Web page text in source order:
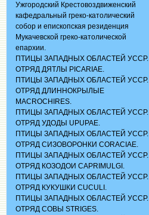
Ужгородский Крестовоздвиженский
кафедральный греко-католический
собор и епископская резиденция
Мукачевской греко-католической
епархии.
ПТИЦЫ ЗАПАДНЫХ ОБЛАСТЕЙ УССР.
ОТРЯД ДЯТЛЫ PICARIAE.
ПТИЦЫ ЗАПАДНЫХ ОБЛАСТЕЙ УССР.
ОТРЯД ДЛИННОКРЫЛЫЕ
MACROCHIRES.
ПТИЦЫ ЗАПАДНЫХ ОБЛАСТЕЙ УССР.
ОТРЯД УДОДЫ UPUPAE.
ПТИЦЫ ЗАПАДНЫХ ОБЛАСТЕЙ УССР.
ОТРЯД СИЗОВОРОНКИ CORACIАЕ.
ПТИЦЫ ЗАПАДНЫХ ОБЛАСТЕЙ УССР.
ОТРЯД КОЗОДОИ CAPRIMULGI.
ПТИЦЫ ЗАПАДНЫХ ОБЛАСТЕЙ УССР.
ОТРЯД КУКУШКИ CUCULI.
ПТИЦЫ ЗАПАДНЫХ ОБЛАСТЕЙ УССР.
ОТРЯД СОВЫ STRIGES.